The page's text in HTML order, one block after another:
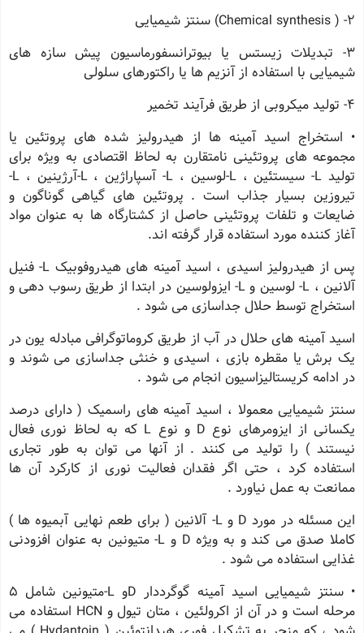
2- ( Chemical synthesis) سنتز شیمیایی
3- تبدیلات زیستس یا بیوترانسفورماسیون پیش سازه های
شیمیایی با استفاده از آنزیم ها یا راکتورهای سلولی
4- تولید میکروبی از طریق فرآیند تخمیر
• استخراج اسید آمینه ها از هیدرولیز شده های پروتئین یا
مجموعه های پروتئینی نامتقارن به لحاظ اقتصادی به ویژه برای
تولید L- سیستئین ، L-لوسین ، L- آسپاراژین ، L-آرژینین ، L-
تیروزین بسیار جذاب است . پروتئین های گیاهی گوناگون و
ضایعات و تلفات پروتئینی حاصل از کشتارگاه ها به عنوان مواد
آغاز کننده مورد استفاده قرار گرفته اند.
پس از هیدرولیز اسیدی ، اسید آمینه های هیدروفوبیک L- فنیل
آلانین ، L- لوسین و L- ایزولوسین در ابتدا از طریق رسوب دهی و
استخراج توسط حلال جداسازی می شود .
اسید آمینه های حلال در آب از طریق کروماتوگرافی مبادله یون در
یک برش یا مقطره بازی ، اسیدی و خنثی جداسازی می شوند و
در ادامه کریستالیزاسیون انجام می شود .
سنتز شیمیایی معمولا ، اسید آمینه های راسمیک ( دارای درصد
یکسانی از ایزومرهای نوع D و نوع L که به لحاظ نوری فعال
نیستند ) را تولید می کنند . از آنها می توان به طور تجاری
استفاده کرد ، حتی اگر فقدان فعالیت نوری از کارکرد آن ها
ممانعت به عمل نیاورد .
این مسئله در مورد D و L- آلانین ( برای طعم نهایی آبمیوه ها )
کاملا صدق می کند و به ویژه D و L- متیونین به عنوان افزودنی
غذایی استفاده می شود .
• سنتز شیمیایی اسید آمینه گوگرددار Dو L-متیونین شامل 5
مرحله است و در آن از اکرولئین ، متان تیول و HCN استفاده می